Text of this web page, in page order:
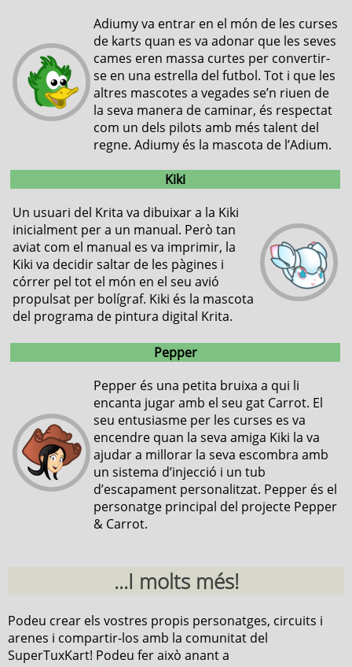
Adiumy va entrar en el món de les curses
de karts quan es va adonar que les seves
cames eren massa curtes per convertir-
se en una estrella del futbol. Tot i que les
altres mascotes a vegades se’n riuen de
la seva manera de caminar, és respectat
com un dels pilots amb més talent del
regne. Adiumy és la mascota de l’Adium.
Kiki
Un usuari del Krita va dibuixar a la Kiki
inicialment per a un manual. Però tan
aviat com el manual es va imprimir, la
Kiki va decidir saltar de les pàgines i
córrer pel tot el món en el seu avió
propulsat per bolígraf. Kiki és la mascota
del programa de pintura digital Krita.
Pepper
Pepper és una petita bruixa a qui li
encanta jugar amb el seu gat Carrot. El
seu entusiasme per les curses es va
encendre quan la seva amiga Kiki la va
ajudar a millorar la seva escombra amb
un sistema d’injecció i un tub
d’escapament personalitzat. Pepper és el
personatge principal del projecte Pepper
& Carrot.
...I molts més!
Podeu crear els vostres propis personatges, circuits i
arenes i compartir-los amb la comunitat del
SuperTuxKart! Podeu fer això anant a